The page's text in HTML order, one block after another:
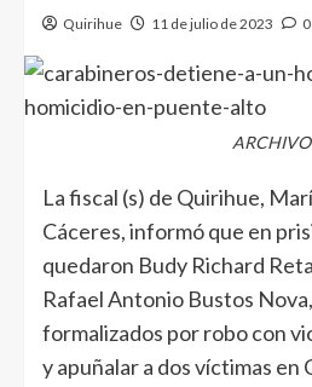
Quirihue 11 de julio de 2023 0
ARCHIVO
La fiscal (s) de Quirihue,
Cáceres, informó que en
quedaron Budy Richard
Rafael Antonio Bustos
formalizados por robo con
y apuñalar a dos víctimas en